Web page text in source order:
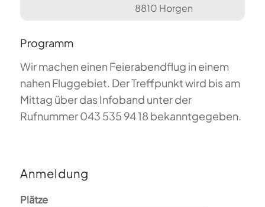
8810 Horgen
Programm
Wir machen einen Feierabendflug in einem
nahen Fluggebiet. Der Treffpunkt wird bis am
Mittag über das Infoband unter der
Rufnummer 043 535 94 18 bekanntgegeben.
Anmeldung
Plätze